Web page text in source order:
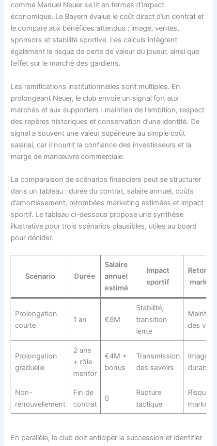
comme Manuel Neuer se lit en termes d’impact
économique. Le Bayern évalue le coût direct d’un contrat et
le compare aux bénéfices attendus : image, ventes,
sponsors et stabilité sportive. Les calculs intègrent
également le risque de perte de valeur du joueur, ainsi que
l’effet sur le marché des gardiens.
Les ramifications institutionnelles sont multiples. En
prolongeant Neuer, le club envoie un signal fort aux
marchés et aux supporters : maintien de l’ambition, respect
des repères historiques et conservation d’une identité. Ce
signal a souvent une valeur supérieure au simple coût
salarial, car il nourrit la confiance des investisseurs et la
marge de manœuvre commerciale.
La comparaison de scénarios financiers peut se structurer
dans un tableau : durée du contrat, salaire annuel, coûts
d’amortissement, retombées marketing estimées et impact
sportif. Le tableau ci-dessous propose une synthèse
illustrative pour trois scénarios plausibles, utiles au board
pour décider.
Scénario Durée
Salaire
annuel
estimé
Impact
sportif
Prolongation
courte
1 an €6M
Stabilité,
transition
lente
Maintien
des
Prolongation
graduelle
2 ans
+ rôle
mentor
€4M +
bonus
Transmission
des savoirs
Image
durable
Non-
renouvellement
Fin de
contrat
0
Rupture
tactique
Risque
En parallèle, le club doit anticiper la succession et identifier